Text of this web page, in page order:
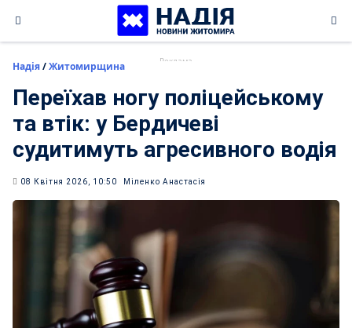
content
Надія/Житомирщина
Переїхав ногу поліцейському
та втік: у Бердичеві
судитимуть агресивного водія
08 Квітня 2026, 10:50 Міленко Анастасія